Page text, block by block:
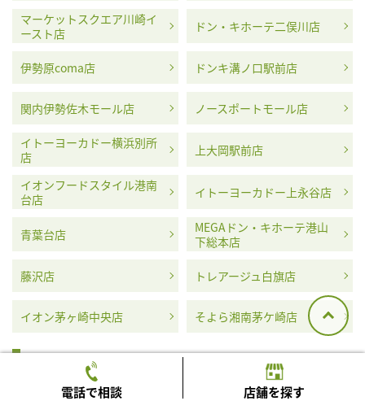
マーケットスクエア川崎イ
ースト店
ドン・キホーテ二俣川店
伊勢原coma店 ドンキ溝ノ口駅前店
関内伊勢佐木モール店 ノースポートモール店
イトーヨーカドー横浜別所
店
上大岡駅前店
イオンフードスタイル港南
台店
イトーヨーカドー上永谷店
青葉台店
MEGAドン・キホーテ港山
下総本店
藤沢店 トレアージュ白旗店
イオン茅ヶ崎中央店 そよら湘南茅ケ崎店
電話で相談 店舗を探す